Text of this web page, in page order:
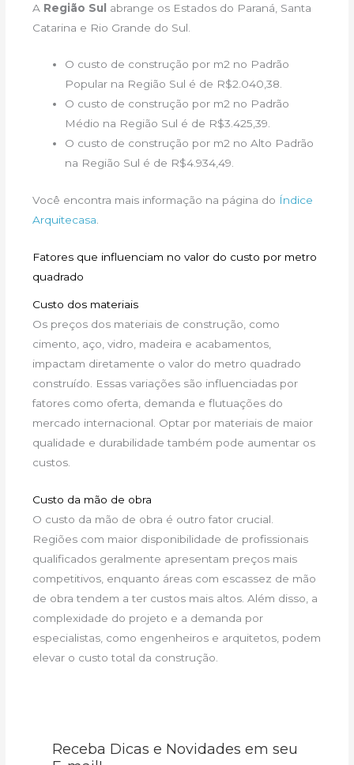
A Região Sul abrange os Estados do Paraná, Santa
Catarina e Rio Grande do Sul.
O custo de construção por m2 no Padrão
Popular na Região Sul é de R$2.040,38.
O custo de construção por m2 no Padrão
Médio na Região Sul é de R$3.425,39.
O custo de construção por m2 no Alto Padrão
na Região Sul é de R$4.934,49.
Você encontra mais informação na página do Índice
Arquitecasa.
Fatores que influenciam no valor do custo por metro
quadrado
Custo dos materiais
Os preços dos materiais de construção, como
cimento, aço, vidro, madeira e acabamentos,
impactam diretamente o valor do metro quadrado
construído. Essas variações são influenciadas por
fatores como oferta, demanda e flutuações do
mercado internacional. Optar por materiais de maior
qualidade e durabilidade também pode aumentar os
custos.
Custo da mão de obra
O custo da mão de obra é outro fator crucial.
Regiões com maior disponibilidade de profissionais
qualificados geralmente apresentam preços mais
competitivos, enquanto áreas com escassez de mão
de obra tendem a ter custos mais altos. Além disso, a
complexidade do projeto e a demanda por
especialistas, como engenheiros e arquitetos, podem
elevar o custo total da construção.
Receba Dicas e Novidades em seu